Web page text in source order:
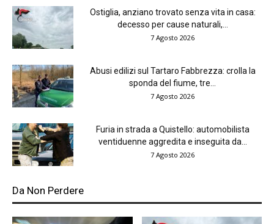
Ostiglia, anziano trovato senza vita in casa:
decesso per cause naturali,...
7 Agosto 2026
Abusi edilizi sul Tartaro Fabbrezza: crolla la
sponda del fiume, tre...
7 Agosto 2026
Furia in strada a Quistello: automobilista
ventiduenne aggredita e inseguita da...
7 Agosto 2026
Da Non Perdere